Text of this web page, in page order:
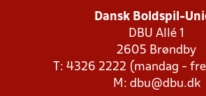
Dansk Boldspil-
DBU Allé 1
2605 Brøndby
T: 4326 2222 (mandag -
M: dbu@dbu.dk